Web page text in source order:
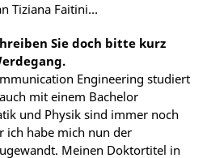
Tiziana Faitini…
Sie doch bitte kurz
Engineering studiert
mit einem Bachelor
und Physik sind immer noch
ich habe mich nun der
Meinen Doktortitel in